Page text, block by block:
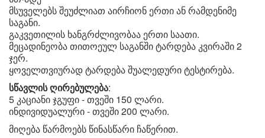
მსუველებს შეუძლიათ აირჩიონ ერთი ან რამდენიმე
საგანი.
გაკვეთილის ხანგრძლივობაა ერთი საათი.
მეცადინეობა თითოეულ საგანში ტარდება კვირაში 2
ჯერ.
ყოველთვიურად ტარდება შუალედური ტესტირება.
სწავლის ღირებულება:
5 კაციანი ჯგუფი - თვეში 150 ლარი.
ინდივიდუალური - თვეში 200 ლარი.
მიღება წარმოებს წინასწარი ჩაწერით.